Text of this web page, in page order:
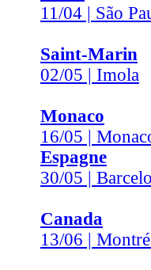
11/04 | São
Saint-Marin
02/05 | Imola
Monaco
16/05 |
Espagne
30/05 |
Canada
13/06 |